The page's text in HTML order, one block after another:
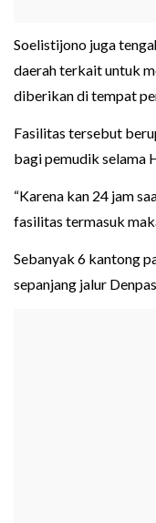
Soelistijono juga
daerah terkait untuk
diberikan di tempat
Fasilitas tersebut
bagi pemudik selama
“Karena kan 24 jam
fasilitas termasuk
Sebanyak 6 kantong
sepanjang jalur